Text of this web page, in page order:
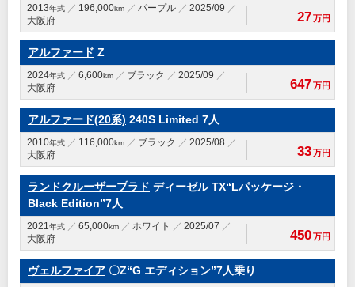
2013年式 196,000km パープル
2025/09
大阪府
27万円
アルファード Z
2024年式 6,600km ブラック
2025/09
大阪府
647万円
アルファード(20系) 240S Limited 7人
2010年式 116,000km ブラック
2025/08
大阪府
33万円
ランドクルーザープラド ディーゼル TX“Lパッケージ・
Black Edition”7人
2021年式 65,000km ホワイト
2025/07
大阪府
450万円
ヴェルファイア 〇Z“G エディション”7人乗り